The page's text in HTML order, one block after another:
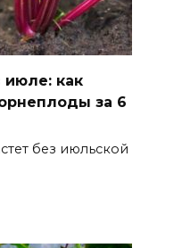
июле: как
за 6
без июльской